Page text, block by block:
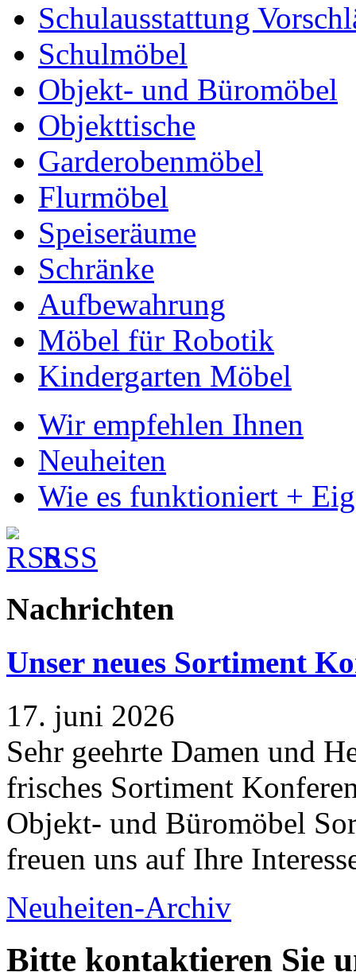
Schulausstattung
Schulmöbel
Objekt- und Büromöbel
Objekttische
Garderobenmöbel
Flurmöbel
Speiseräume
Schränke
Aufbewahrung
Möbel für Robotik
Kindergarten Möbel
Wir empfehlen Ihnen
Neuheiten
Wie es funktioniert +
RSS
Nachrichten
Unser neues Sortiment
17. juni 2026
Sehr geehrte Damen und
frisches Sortiment
Objekt- und Büromöbel
freuen uns auf Ihre
Neuheiten-Archiv
Bitte kontaktieren Sie